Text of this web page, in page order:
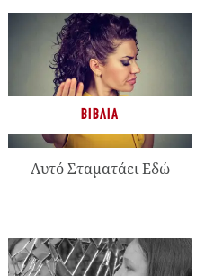
ΒΙΒΛΊΑ
Αυτό Σταματάει Εδώ